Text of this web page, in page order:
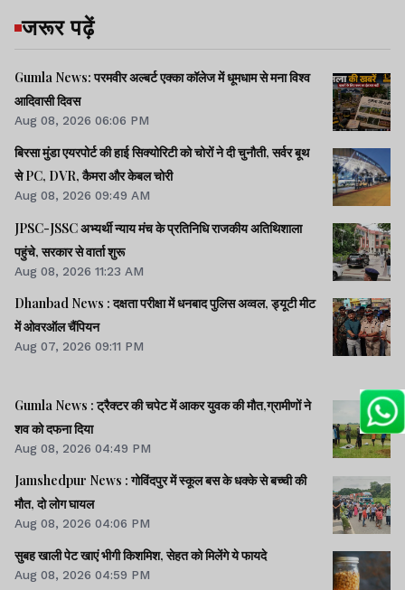
जरूर पढ़ें
Gumla News: परमवीर अल्बर्ट एक्का कॉलेज में धूमधाम से मना विश्व
आदिवासी दिवस
Aug 08, 2026 06:06 PM
बिरसा मुंडा एयरपोर्ट की हाई सिक्योरिटी को चोरों ने दी चुनौती, सर्वर बूथ
से PC, DVR, कैमरा और केबल चोरी
Aug 08, 2026 09:49 AM
JPSC-JSSC अभ्यर्थी न्याय मंच के प्रतिनिधि राजकीय अतिथिशाला
पहुंचे, सरकार से वार्ता शुरू
Aug 08, 2026 11:23 AM
Dhanbad News : दक्षता परीक्षा में धनबाद पुलिस अव्वल, ड्यूटी मीट
में ओवरऑल चैंपियन
Aug 07, 2026 09:11 PM
Gumla News : ट्रैक्टर की चपेट में आकर युवक की मौत,ग्रामीणों ने
शव को दफना दिया
Aug 08, 2026 04:49 PM
Jamshedpur News : गोविंदपुर में स्कूल बस के धक्के से बच्ची की
मौत, दो लोग घायल
Aug 08, 2026 04:06 PM
सुबह खाली पेट खाएं भीगी किशमिश, सेहत को मिलेंगे ये फायदे
Aug 08, 2026 04:59 PM